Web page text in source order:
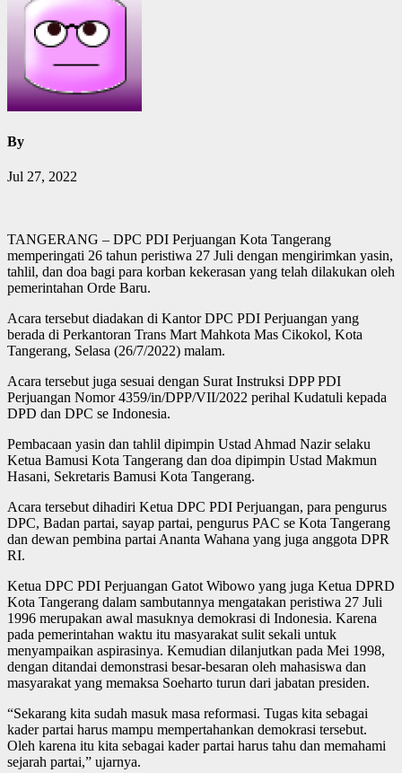
By
Jul 27, 2022
TANGERANG – DPC PDI Perjuangan Kota Tangerang
memperingati 26 tahun peristiwa 27 Juli dengan mengirimkan yasin,
tahlil, dan doa bagi para korban kekerasan yang telah dilakukan oleh
pemerintahan Orde Baru.
Acara tersebut diadakan di Kantor DPC PDI Perjuangan yang
berada di Perkantoran Trans Mart Mahkota Mas Cikokol, Kota
Tangerang, Selasa (26/7/2022) malam.
Acara tersebut juga sesuai dengan Surat Instruksi DPP PDI
Perjuangan Nomor 4359/in/DPP/VII/2022 perihal Kudatuli kepada
DPD dan DPC se Indonesia.
Pembacaan yasin dan tahlil dipimpin Ustad Ahmad Nazir selaku
Ketua Bamusi Kota Tangerang dan doa dipimpin Ustad Makmun
Hasani, Sekretaris Bamusi Kota Tangerang.
Acara tersebut dihadiri Ketua DPC PDI Perjuangan, para pengurus
DPC, Badan partai, sayap partai, pengurus PAC se Kota Tangerang
dan dewan pembina partai Ananta Wahana yang juga anggota DPR
RI.
Ketua DPC PDI Perjuangan Gatot Wibowo yang juga Ketua DPRD
Kota Tangerang dalam sambutannya mengatakan peristiwa 27 Juli
1996 merupakan awal masuknya demokrasi di Indonesia. Karena
pada pemerintahan waktu itu masyarakat sulit sekali untuk
menyampaikan aspirasinya. Kemudian dilanjutkan pada Mei 1998,
dengan ditandai demonstrasi besar-besaran oleh mahasiswa dan
masyarakat yang memaksa Soeharto turun dari jabatan presiden.
“Sekarang kita sudah masuk masa reformasi. Tugas kita sebagai
kader partai harus mampu mempertahankan demokrasi tersebut.
Oleh karena itu kita sebagai kader partai harus tahu dan memahami
sejarah partai,” ujarnya.